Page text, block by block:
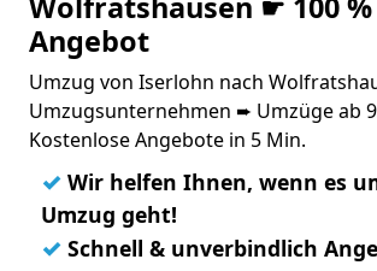
Angebot
Umzug von Iserlohn nach
Umzugsunternehmen ➨ Umzüge ab
Kostenlose Angebote in 5 Min.
✓ Wir helfen Ihnen, wenn es
Umzug geht!
✓ Schnell & unverbindlich